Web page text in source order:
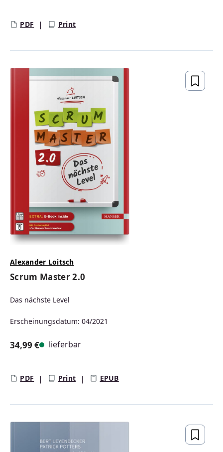
PDF Print
Alexander Loitsch
Scrum Master 2.0
Das nächste Level
Erscheinungsdatum: 04/2021
34,99 € lieferbar
PDF Print EPUB